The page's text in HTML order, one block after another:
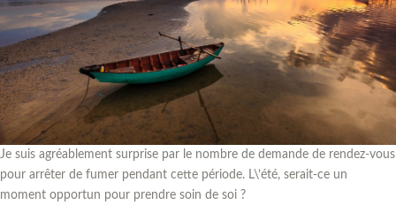
Je suis agréablement surprise par le nombre de demande de rendez-vous
pour arrêter de fumer pendant cette période. L\’été, serait-ce un
moment opportun pour prendre soin de soi ?